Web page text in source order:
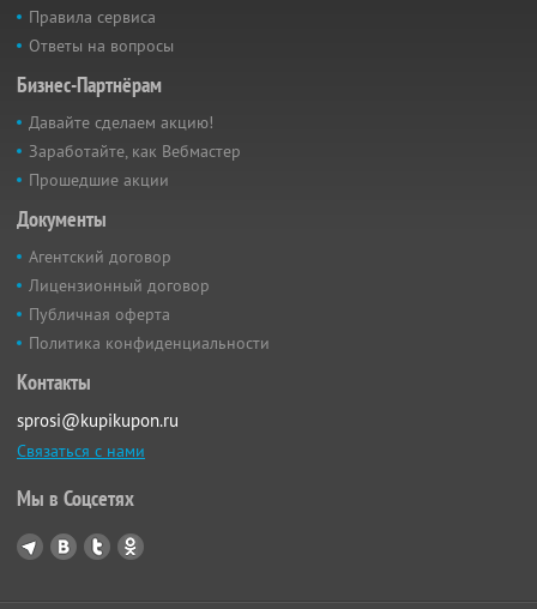
Правила сервиса
Ответы на вопросы
Бизнес-Партнёрам
Давайте сделаем акцию!
Заработайте, как Вебмастер
Прошедшие акции
Документы
Агентский договор
Лицензионный договор
Публичная оферта
Политика конфиденциальности
Контакты
sprosi@kupikupon.ru
Связаться с нами
Мы в Соцсетях